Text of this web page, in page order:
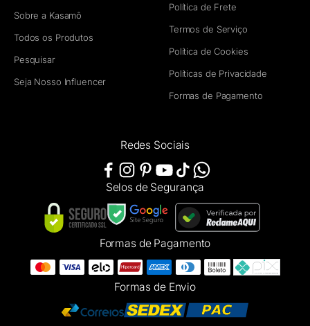
Sobre a Kasamô
Todos os Produtos
Pesquisar
Seja Nosso Influencer
Política de Frete
Termos de Serviço
Política de Cookies
Políticas de Privacidade
Formas de Pagamento
Redes Sociais
Selos de Segurança
Formas de Pagamento
Formas de Envio